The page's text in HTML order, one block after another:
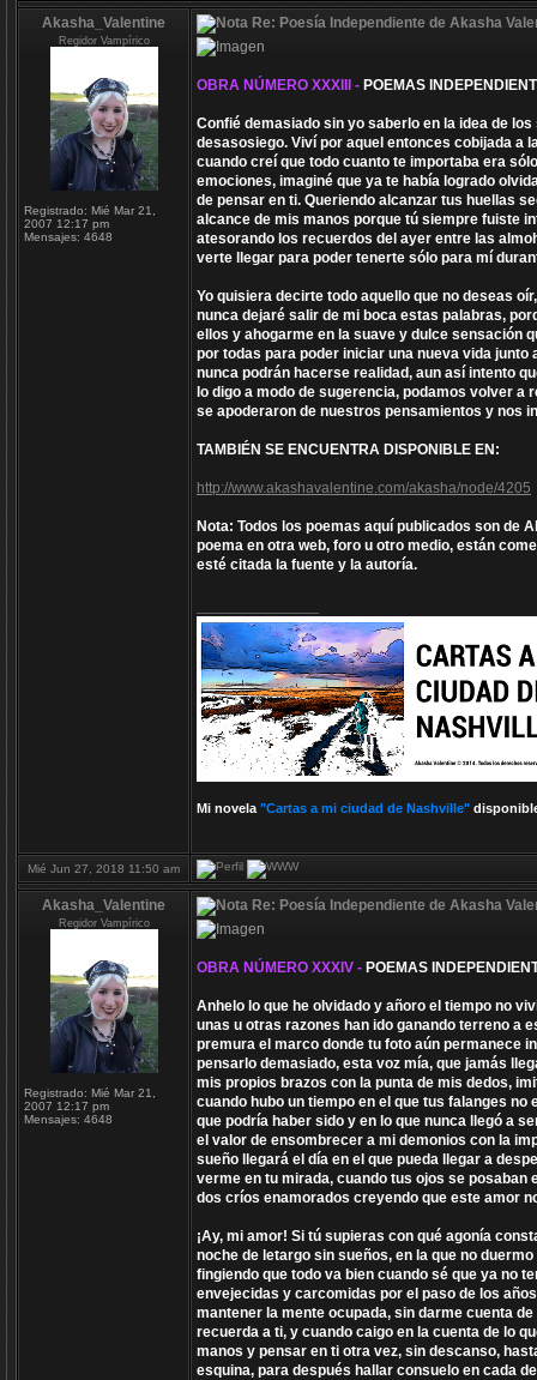
Akasha_Valentine
Regidor Vampírico
Registrado: Mié Mar 21,
2007 12:17 pm
Mensajes: 4648
Re: Poesía Independiente de Akasha
OBRA NÚMERO XXXIII - POEMAS
Confié demasiado sin yo saberlo en la idea de
desasosiego. Viví por aquel entonces cobijada a
cuando creí que todo cuanto te importaba era
emociones, imaginé que ya te había logrado
de pensar en ti. Queriendo alcanzar tus huellas
alcance de mis manos porque tú siempre fuiste
atesorando los recuerdos del ayer entre las
verte llegar para poder tenerte sólo para mí
Yo quisiera decirte todo aquello que no deseas
nunca dejaré salir de mi boca estas palabras,
ellos y ahogarme en la suave y dulce sensación
por todas para poder iniciar una nueva vida
nunca podrán hacerse realidad, aun así intento
lo digo a modo de sugerencia, podamos volver
se apoderaron de nuestros pensamientos y nos
TAMBIÉN SE ENCUENTRA DISPONIBLE EN:
http://www.akashavalentine.com/akasha/node/4205
Nota: Todos los poemas aquí publicados son de
poema en otra web, foro u otro medio, están
esté citada la fuente y la autoría.
Mi novela "Cartas a mi ciudad de Nashville"
Mié Jun 27, 2018 11:50 am
Akasha_Valentine
Regidor Vampírico
Registrado: Mié Mar 21,
2007 12:17 pm
Mensajes: 4648
Re: Poesía Independiente de Akasha
OBRA NÚMERO XXXIV - POEMAS
Anhelo lo que he olvidado y añoro el tiempo no
unas u otras razones han ido ganando terreno a
premura el marco donde tu foto aún permanece
pensarlo demasiado, esta voz mía, que jamás
mis propios brazos con la punta de mis dedos,
cuando hubo un tiempo en el que tus falanges
que podría haber sido y en lo que nunca llegó a
el valor de ensombrecer a mi demonios con la
sueño llegará el día en el que pueda llegar a
verme en tu mirada, cuando tus ojos se posaban
dos críos enamorados creyendo que este amor
¡Ay, mi amor! Si tú supieras con qué agonía
noche de letargo sin sueños, en la que no
fingiendo que todo va bien cuando sé que ya no
envejecidas y carcomidas por el paso de los
mantener la mente ocupada, sin darme cuenta
recuerda a ti, y cuando caigo en la cuenta de lo
manos y pensar en ti otra vez, sin descanso,
esquina, para después hallar consuelo en cada